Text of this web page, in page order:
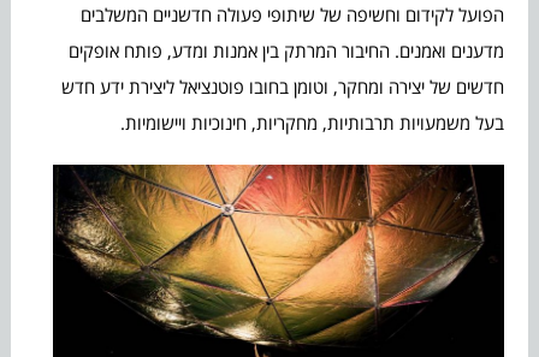
הפועל לקידום וחשיפה של שיתופי פעולה חדשניים המשלבים
מדענים ואמנים. החיבור המרתק בין אמנות ומדע, פותח אופקים
חדשים של יצירה ומחקר, וטומן בחובו פוטנציאל ליצירת ידע חדש
בעל משמעויות תרבותיות, מחקריות, חינוכיות ויישומיות.